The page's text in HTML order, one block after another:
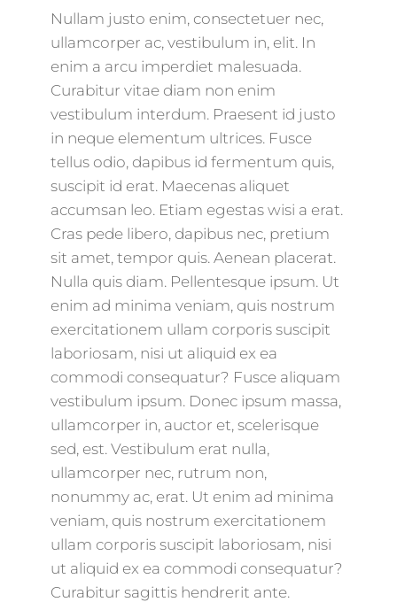
Nullam justo enim, consectetuer nec,
ullamcorper ac, vestibulum in, elit. In
enim a arcu imperdiet malesuada.
Curabitur vitae diam non enim
vestibulum interdum. Praesent id justo
in neque elementum ultrices. Fusce
tellus odio, dapibus id fermentum quis,
suscipit id erat. Maecenas aliquet
accumsan leo. Etiam egestas wisi a erat.
Cras pede libero, dapibus nec, pretium
sit amet, tempor quis. Aenean placerat.
Nulla quis diam. Pellentesque ipsum. Ut
enim ad minima veniam, quis nostrum
exercitationem ullam corporis suscipit
laboriosam, nisi ut aliquid ex ea
commodi consequatur? Fusce aliquam
vestibulum ipsum. Donec ipsum massa,
ullamcorper in, auctor et, scelerisque
sed, est. Vestibulum erat nulla,
ullamcorper nec, rutrum non,
nonummy ac, erat. Ut enim ad minima
veniam, quis nostrum exercitationem
ullam corporis suscipit laboriosam, nisi
ut aliquid ex ea commodi consequatur?
Curabitur sagittis hendrerit ante.